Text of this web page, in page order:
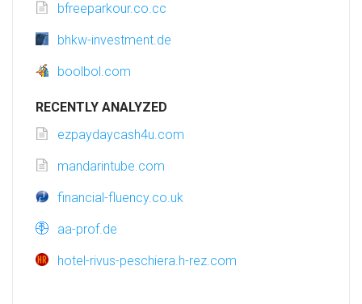
bfreeparkour.co.cc
bhkw-investment.de
boolbol.com
RECENTLY ANALYZED
ezpaydaycash4u.com
mandarintube.com
financial-fluency.co.uk
aa-prof.de
hotel-rivus-peschiera.h-rez.com